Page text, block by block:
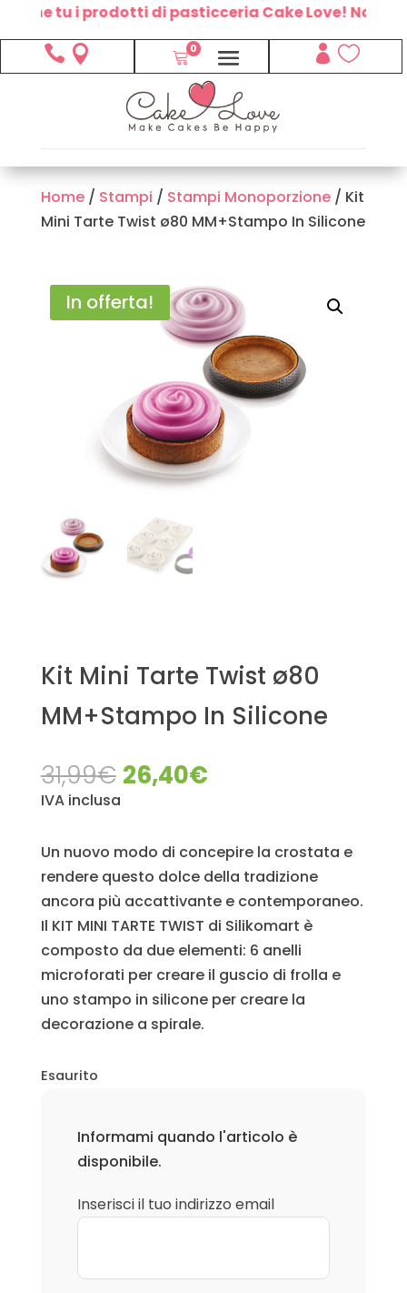
tu i prodotti di pasticceria Cake Love! Non
  0  
Home/ Stampi / Stampi Monoporzione/ Kit
Mini Tarte Twist ø80 MM+Stampo In Silicone
In offerta!
Kit Mini Tarte Twist ø80
MM+Stampo In Silicone
31,99€ Il
era:
31,99€.
26,40€Il
è:
26,40€.
Un nuovo modo di concepire la crostata e
rendere questo dolce della tradizione
ancora più accattivante e contemporaneo.
Il KIT MINI TARTE TWIST di Silikomart è
composto da due elementi: 6 anelli
microforati per creare il guscio di frolla e
uno stampo in silicone per creare la
decorazione a spirale.
Esaurito
Informami quando l'articolo è
disponibile.
Inserisci il tuo indirizzo email